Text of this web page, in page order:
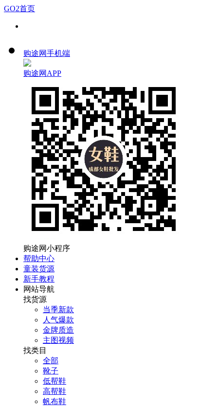
GO2首页
购途网手机端
购途网APP
购途网小程序
帮助中心
童装货源
新手教程
网站导航
找货源
当季新款
人气爆款
金牌质造
主图视频
找类目
全部
靴子
低帮鞋
高帮鞋
帆布鞋